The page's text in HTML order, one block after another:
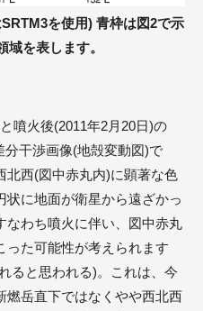
を使用) 青枠は図2で示
を表します。
噴火後(2011年2月20日)の
分干渉画像(地殻変動図)で
北西(図中赤丸内)に顕著な色
に地面が衛星から遠ざかっ
なわち噴火に伴い、図中赤丸
った可能性が考えられます
ると思われる)。これは、今
燃岳直下ではなくやや西北西